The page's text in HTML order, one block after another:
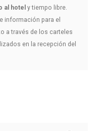
al hotel y tiempo libre.
información para el
a través de los carteles
en la recepción del